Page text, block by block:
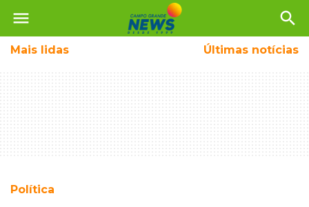
menu search
Mais lidas Últimas notícias
Política